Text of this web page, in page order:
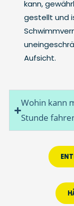
kann,
gestellt und
Aufsicht.
Wohin kann
Stunde